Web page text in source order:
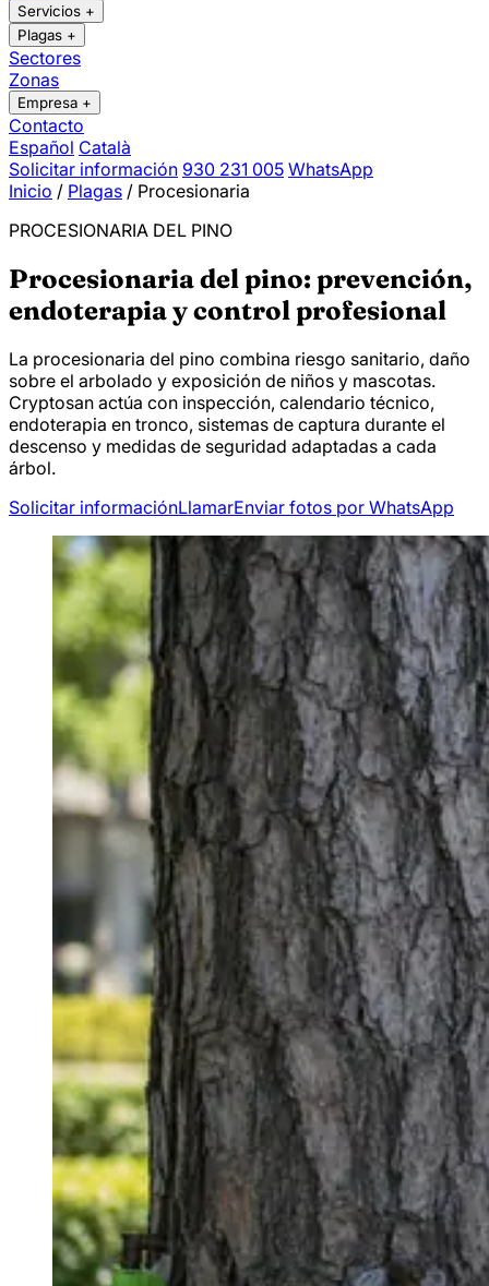
Servicios +
Plagas +
Sectores
Zonas
Empresa +
Contacto
Español Català
Solicitar información 930 231 005 WhatsApp
Inicio / Plagas / Procesionaria
PROCESIONARIA DEL PINO
Procesionaria del pino: prevención,
endoterapia y control profesional
La procesionaria del pino combina riesgo sanitario, daño
sobre el arbolado y exposición de niños y mascotas.
Cryptosan actúa con inspección, calendario técnico,
endoterapia en tronco, sistemas de captura durante el
descenso y medidas de seguridad adaptadas a cada
árbol.
Solicitar informaciónLlamarEnviar fotos por WhatsApp